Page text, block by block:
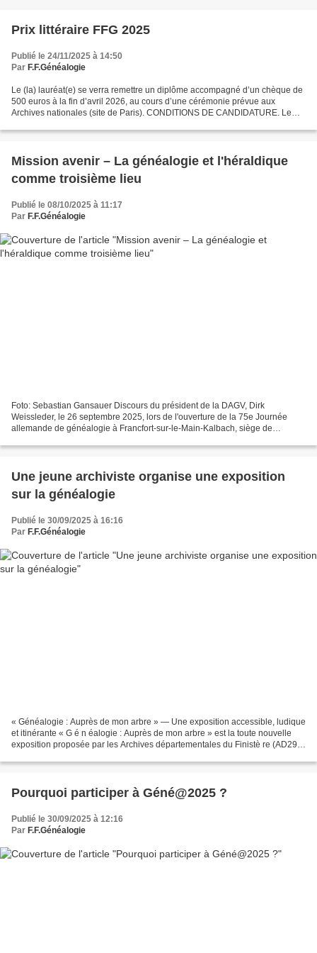
Prix littéraire FFG 2025
Publié le 24/11/2025 à 14:50
Par F.F.Généalogie
Le (la) lauréat(e) se verra remettre un diplôme accompagné d’un chèque de
500 euros à la fin d’avril 2026, au cours d’une cérémonie prévue aux
Archives nationales (site de Paris). CONDITIONS DE CANDIDATURE. Le
Mission avenir – La généalogie et l'héraldique
comme troisième lieu
Publié le 08/10/2025 à 11:17
Par F.F.Généalogie
Foto: Sebastian Gansauer Discours du président de la DAGV, Dirk
Weissleder, le 26 septembre 2025, lors de l'ouverture de la 75e Journée
allemande de généalogie à Francfort-sur-le-Main-Kalbach, siège de
Une jeune archiviste organise une exposition
sur la généalogie
Publié le 30/09/2025 à 16:16
Par F.F.Généalogie
« Généalogie : Auprès de mon arbre » — Une exposition accessible, ludique
et itinérante « G é n éalogie : Auprès de mon arbre » est la toute nouvelle
exposition proposée par les Archives départementales du Finistè re (AD29) .
Pourquoi participer à Géné@2025 ?
Publié le 30/09/2025 à 12:16
Par F.F.Généalogie